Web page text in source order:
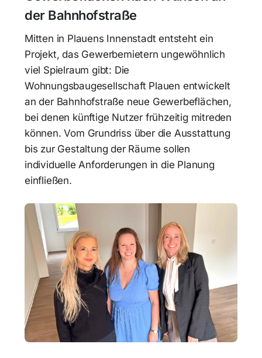
der Bahnhofstraße
Mitten in Plauens Innenstadt entsteht ein
Projekt, das Gewerbemietern ungewöhnlich
viel Spielraum gibt: Die
Wohnungsbaugesellschaft Plauen entwickelt
an der Bahnhofstraße neue Gewerbeflächen,
bei denen künftige Nutzer frühzeitig mitreden
können. Vom Grundriss über die Ausstattung
bis zur Gestaltung der Räume sollen
individuelle Anforderungen in die Planung
einfließen.